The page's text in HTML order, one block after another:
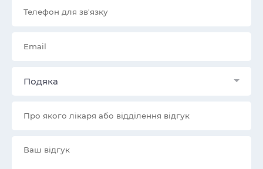
Подяка